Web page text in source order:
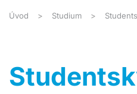
Úvod Studium